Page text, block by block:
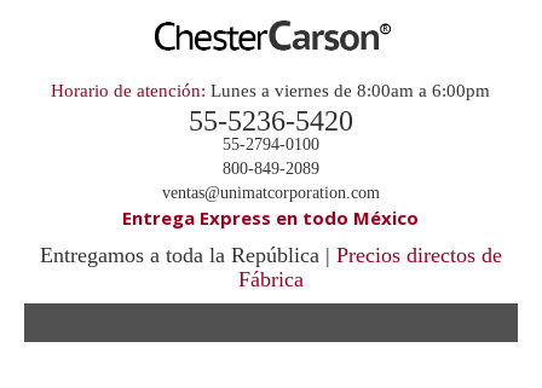
Horario de atención: Lunes a viernes de 8:00am a 6:00pm
55-5236-5420
55-2794-0100
800-849-2089
ventas@unimatcorporation.com
Entrega Express en todo México
Entregamos a toda la República | Precios directos de
Fábrica